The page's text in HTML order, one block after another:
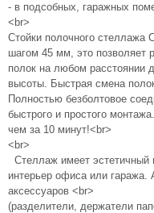
- в подсобных, гаражных
<br>
Стойки полочного стеллажа
шагом 45 мм, это позволяет
полок на любом расстоянии
высоты. Быстрая смена
Полностью безболтовое
быстрого и простого
чем за 10 минут!<br>
<br>
Стеллаж имеет эстетичный
интерьер офиса или гаража.
аксессуаров <br>
(разделители, держатели